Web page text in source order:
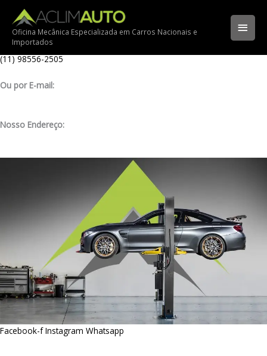
para
conteúdo
Oficina Mecânica Especializada em Carros Nacionais e
Importados
Ligue para nossa oficina:
(11) 3341-3969
Ligue pelo nosso WhatsApp:
(11) 98556-2505
Ou por E-mail:
Nosso Endereço:
Facebook-fInstagram Whatsapp